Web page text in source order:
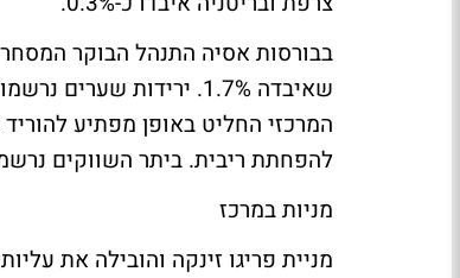
בבורסות אסיה התנהל הבוקר
להפחתת ריבית. ביתר השווקים
מניות במרכז
מניית פריגו זינקה והובילה את